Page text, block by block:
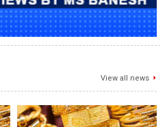
View all news